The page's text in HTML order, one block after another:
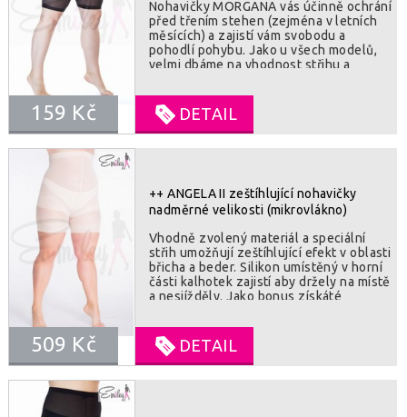
Nohavičky MORGANA vás účinně ochrání
před třením stehen (zejména v letních
měsících) a zajistí vám svobodu a
pohodlí pohybu. Jako u všech modelů,
velmi dbáme na vhodnost střihu a
polyamid, 3% lycra
159 Kč DETAIL
++ ANGELA II zeštíhlující nohavičky
nadměrné velikosti (mikrovlákno)
Vhodně zvolený materiál a speciální
střih umožňují zeštíhlující efekt v oblasti
břicha a beder. Silikon umístěný v horní
části kalhotek zajistí aby držely na místě
a nesjížděly. Jako bonus získáté
odření. I po celém dni nošení se budete
cítit pohodlně a bez otlaků. SLOZENI :
76% polyamid, 24% elastan
509 Kč DETAIL